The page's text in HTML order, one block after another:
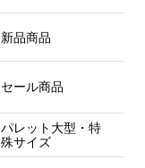
新品商品
セール商品
パレット大型・特
殊サイズ